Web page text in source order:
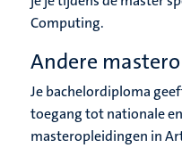
Computing.
Andere
Je bachelordiploma
toegang tot nationale
masteropleidingen in